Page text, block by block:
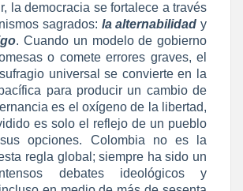
la democracia se fortalece a través
sagrados: la alternabilidad y
. Cuando un modelo de gobierno
o comete errores graves, el
universal se convierte en la
para producir un cambio de
es el oxígeno de la libertad,
es solo el reflejo de un pueblo
sus opciones. Colombia no es la
regla global; siempre ha sido un
debates ideológicos y